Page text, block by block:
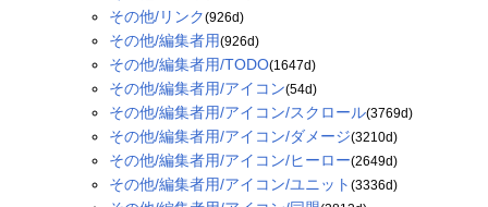
その他/リンク(926d)
その他/編集者用(926d)
その他/編集者用/TODO(1647d)
その他/編集者用/アイコン(54d)
その他/編集者用/アイコン/スクロール(3769d)
その他/編集者用/アイコン/ダメージ(3210d)
その他/編集者用/アイコン/ヒーロー(2649d)
その他/編集者用/アイコン/ユニット (3336d)